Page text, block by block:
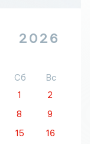
2026
Сб
Вс
1
2
8
9
15
16